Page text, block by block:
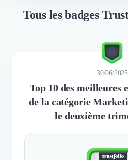
Tous les badges
30/06/2025
Top 10 des meilleures
de la catégorie
le deuxième